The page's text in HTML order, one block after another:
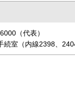
（代表）
室（内線2398、